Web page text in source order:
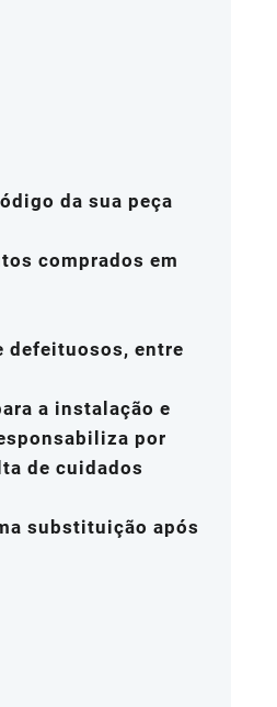
da sua peça
comprados em
defeituosos, entre
a instalação e
por
de cuidados
substituição após